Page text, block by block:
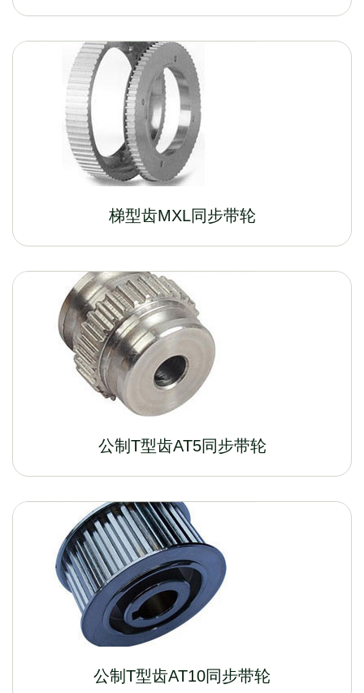
梯型齿MXL同步带轮
公制T型齿AT5同步带轮
公制T型齿AT10同步带轮